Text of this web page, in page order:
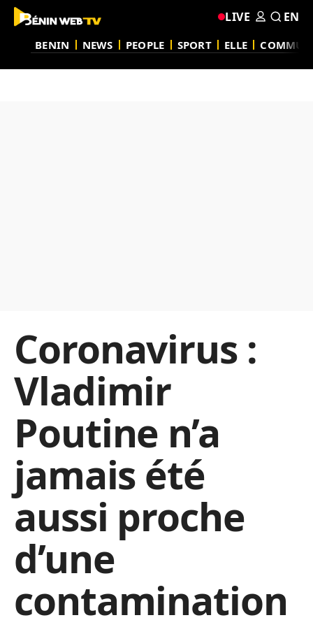
BENIN NEWS PEOPLE SPORT ELLE
LIVE EN
Coronavirus :
Vladimir
Poutine n’a
jamais été
aussi proche
d’une
contamination